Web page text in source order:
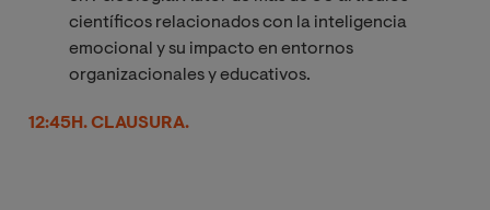
científicos relacionados con la inteligencia
emocional y su impacto en entornos
organizacionales y educativos.
12:45H. CLAUSURA.